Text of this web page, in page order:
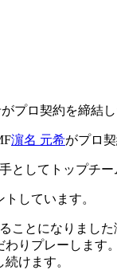
プロ契約を締結
濵名 元希がプロ
としてトップチ
しています。
ことになりまし
りプレーします
けます。